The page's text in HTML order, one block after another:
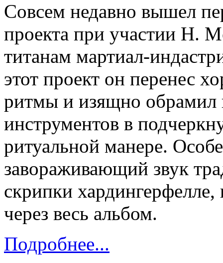
Совсем недавно вышел
проекта при участии H.
титанам мартиал-
этот проект он перенес
ритмы и изящно обрамил
инструментов в
ритуальной манере.
завораживающий звук
скрипки
через весь альбом.
Подробнее...